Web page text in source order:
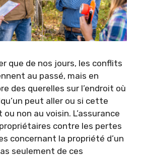
que de nos jours, les conflits
au passé, mais en
des querelles sur l’endroit où
peut aller ou si cette
non au voisin. L’assurance
contre les pertes
concernant la propriété d’un
seulement de ces